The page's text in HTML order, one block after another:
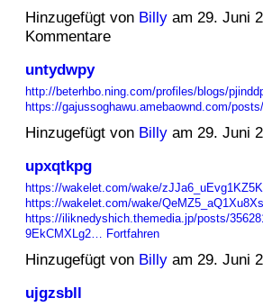
Hinzugefügt von Billyam 29. Juni
Kommentare
untydwpy
http://beterhbo.ning.com/profiles/blogs/
https://gajussoghawu.amebaownd.com/
Hinzugefügt von Billyam 29. Juni
upxqtkpg
https://wakelet.com/wake/
https://wakelet.com/wake/
https://iliknedyshich.themedia.jp/posts/
9EkCMXLg2… Fortfahren
Hinzugefügt von Billyam 29. Juni
ujgzsbll